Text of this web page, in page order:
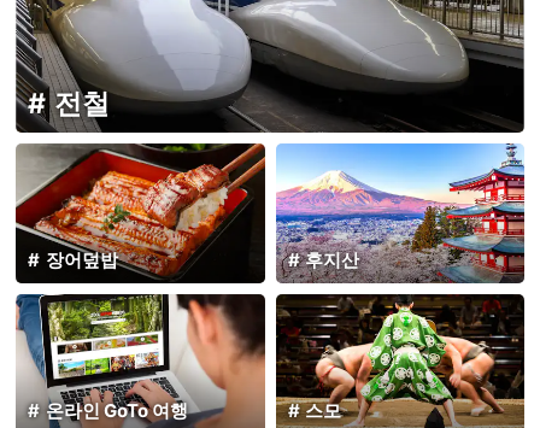
전철
후지산
장어덮밥
스모
온라인 GoTo 여행